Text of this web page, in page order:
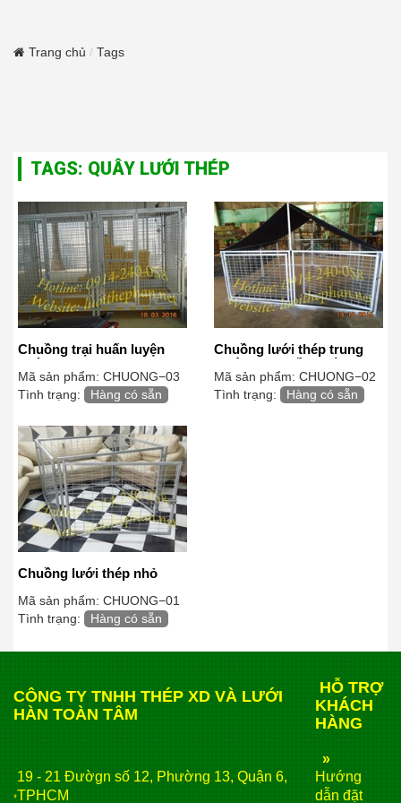
Trang chủ Tags
TAGS: QUÂY LƯỚI THÉP
Chuồng trại huấn luyện
chó
Mã sản phẩm: CHUONG−03
Tình trạng:
Hàng có sẵn
Chuồng lưới thép trung
(không bao gồm mái bạt)
Mã sản phẩm: CHUONG−02
Tình trạng:
Hàng có sẵn
Chuồng lưới thép nhỏ
Mã sản phẩm: CHUONG−01
Tình trạng:
Hàng có sẵn
CÔNG TY TNHH THÉP XD VÀ LƯỚI
HÀN TOÀN TÂM
HỖ TRỢ
KHÁCH
HÀNG
19 - 21 Đườgn số 12, Phường 13, Quận 6,
TPHCM
»
Hướng
dẫn đặt